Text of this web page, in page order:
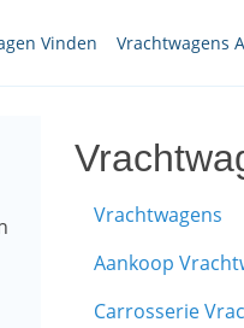
Vinden Vrachtwagens
Vrachtwagens
Aankoop
Carrosserie